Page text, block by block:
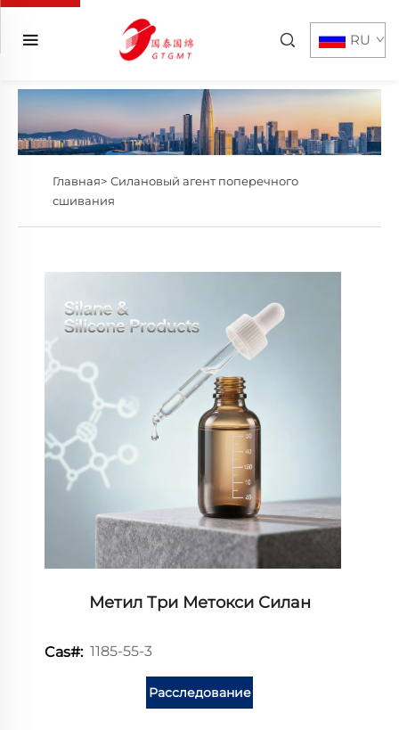
RU
Главная> Силановый агент поперечного
сшивания
Метил Три Метокси Силан
Cas#: 1185-55-3
Расследование